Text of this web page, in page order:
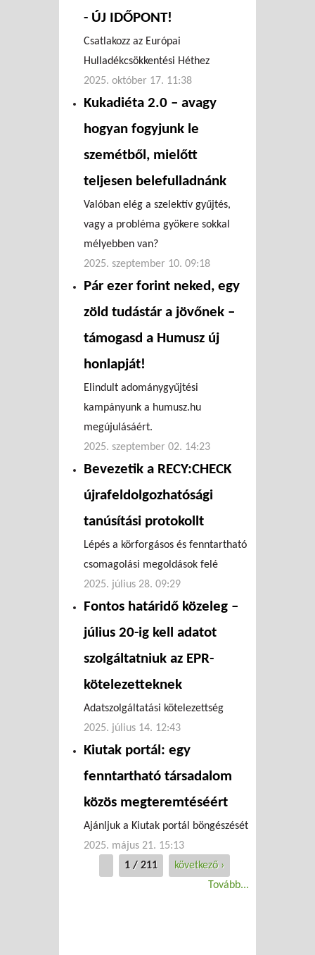
- ÚJ IDŐPONT!
Csatlakozz az Európai
Hulladékcsökkentési Héthez
2025. október 17. 11:38
Kukadiéta 2.0 – avagy
hogyan fogyjunk le
szemétből, mielőtt
teljesen belefulladnánk
Valóban elég a szelektív gyűjtés,
vagy a probléma gyökere sokkal
mélyebben van?
2025. szeptember 10. 09:18
Pár ezer forint neked, egy
zöld tudástár a jövőnek –
támogasd a Humusz új
honlapját!
Elindult adománygyűjtési
kampányunk a humusz.hu
megújulásáért.
2025. szeptember 02. 14:23
Bevezetik a RECY:CHECK
újrafeldolgozhatósági
tanúsítási protokollt
Lépés a körforgásos és fenntartható
csomagolási megoldások felé
2025. július 28. 09:29
Fontos határidő közeleg –
július 20-ig kell adatot
szolgáltatniuk az EPR-
kötelezetteknek
Adatszolgáltatási kötelezettség
2025. július 14. 12:43
Kiutak portál: egy
fenntartható társadalom
közös megteremtéséért
Ajánljuk a Kiutak portál böngészését
2025. május 21. 15:13
1 / 211
következő ›
Tovább...